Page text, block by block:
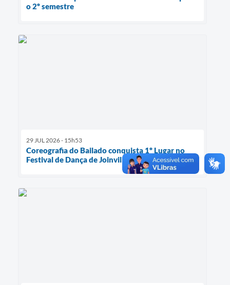
o 2º semestre
29 JUL 2026 - 15h53
Coreografia do Bailado conquista 1º Lugar no
Festival de Dança de Joinville